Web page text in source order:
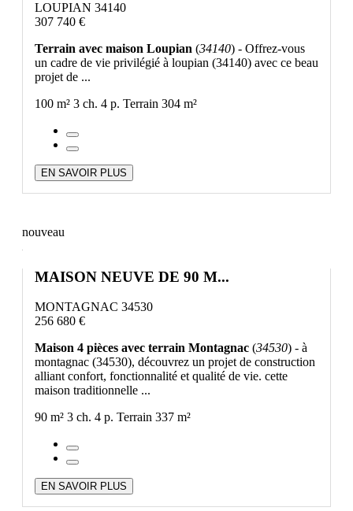
LOUPIAN 34140
307 740 €
Terrain avec maison Loupian (34140) - Offrez-vous
un cadre de vie privilégié à loupian (34140) avec ce beau
projet de ...
100 m² 3 ch. 4 p. Terrain 304 m²
EN SAVOIR PLUS
nouveau
MAISON NEUVE DE 90 M...
MONTAGNAC 34530
256 680 €
Maison 4 pièces avec terrain Montagnac (34530) - à
montagnac (34530), découvrez un projet de construction
alliant confort, fonctionnalité et qualité de vie. cette
maison traditionnelle ...
90 m² 3 ch. 4 p. Terrain 337 m²
EN SAVOIR PLUS